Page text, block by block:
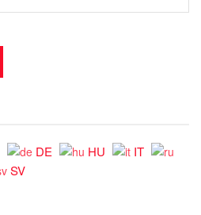
DE HU
IT
SV